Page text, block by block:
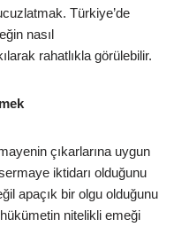
Türkiye’de
nasıl
rahatlıkla görülebilir.
çıkarlarına uygun
iktidarı olduğunu
apaçık bir olgu olduğunu
nitelikli emeği